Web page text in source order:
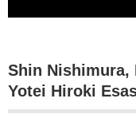
Shin Nishimura,
Yotei Hiroki